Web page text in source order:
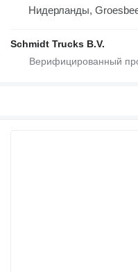
Нидерланды,
Schmidt Trucks B.V.